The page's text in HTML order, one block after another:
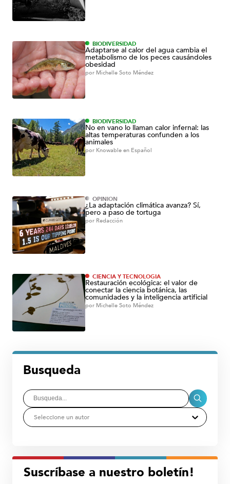
BIODIVERSIDAD
Adaptarse al calor del agua cambia el
metabolismo de los peces causándoles
obesidad
por Michelle Soto Méndez
BIODIVERSIDAD
No en vano lo llaman calor infernal: las
altas temperaturas confunden a los
animales
por Knowable en Español
OPINIÓN
¿La adaptación climática avanza? Sí,
pero a paso de tortuga
por Redacción
CIENCIA Y TECNOLOGÍA
Restauración ecológica: el valor de
conectar la ciencia botánica, las
comunidades y la inteligencia artificial
por Michelle Soto Méndez
Busqueda
Seleccione un autor
Suscríbase a nuestro boletín!